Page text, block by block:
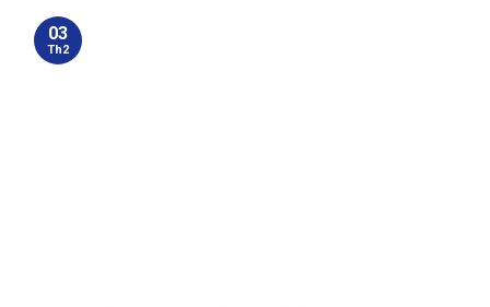
03
Th2